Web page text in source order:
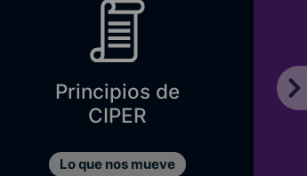
Principios de
CIPER
Lo que nos mueve